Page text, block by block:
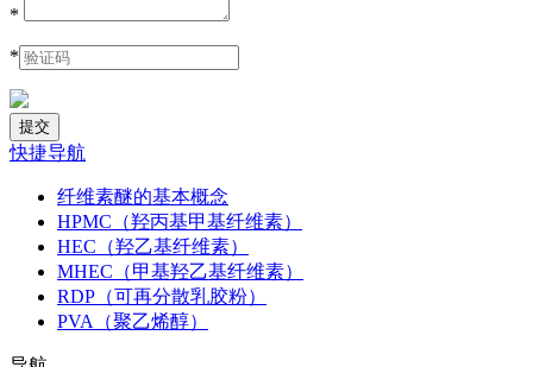
*
*
快捷导航
纤维素醚的基本概念
HPMC（羟丙基甲基纤维素）
HEC（羟乙基纤维素）
MHEC（甲基羟乙基纤维素）
RDP（可再分散乳胶粉）
PVA（聚乙烯醇）